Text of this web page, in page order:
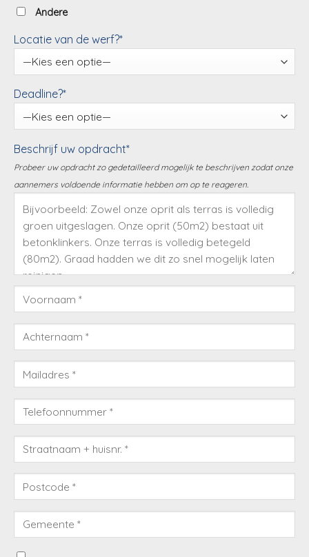
Andere
Locatie van de werf?*
Deadline?*
Beschrijf uw opdracht*
Probeer uw opdracht zo gedetailleerd mogelijk te beschrijven zodat onze
aannemers voldoende informatie hebben om op te reageren.